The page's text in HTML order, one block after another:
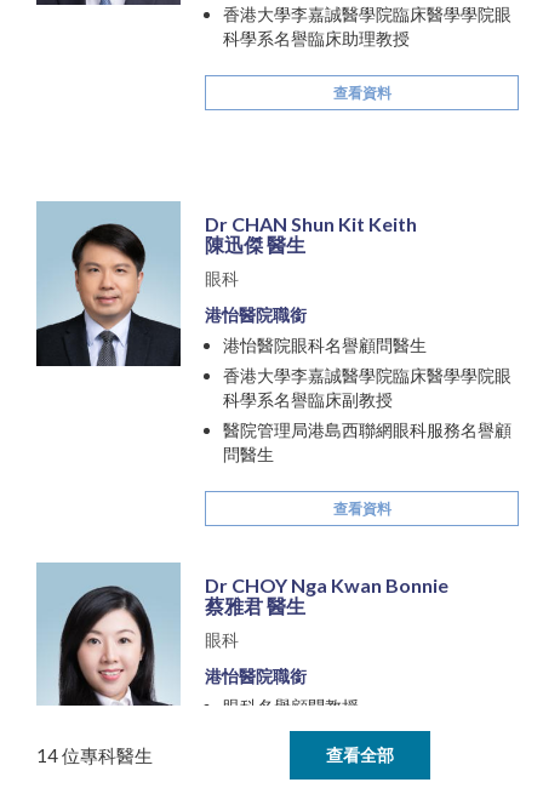
香港大學李嘉誠醫學院臨床醫學學院眼
科學系名譽臨床助理教授
查看資料
Dr CHAN Shun Kit Keith
陳迅傑 醫生
眼科
港怡醫院職銜
港怡醫院眼科名譽顧問醫生
香港大學李嘉誠醫學院臨床醫學學院眼
科學系名譽臨床副教授
醫院管理局港島西聯網眼科服務名譽顧
問醫生
查看資料
Dr CHOY Nga Kwan Bonnie
蔡雅君 醫生
眼科
港怡醫院職銜
眼科名譽顧問教授
查看資料
14 位專科醫生 查看全部